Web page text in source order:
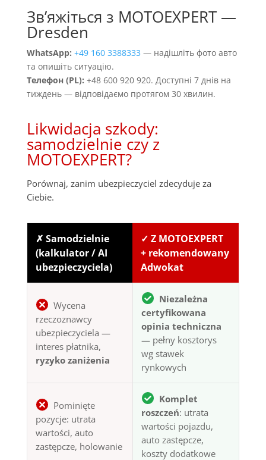
Звʼяжіться з MOTOEXPERT —
Dresden
WhatsApp: +49 160 3388333 — надішліть фото авто
та опишіть ситуацію.
Телефон (PL): +48 600 920 920. Доступні 7 днів на
тиждень — відповідаємо протягом 30 хвилин.
Likwidacja szkody:
samodzielnie czy z
MOTOEXPERT?
Porównaj, zanim ubezpieczyciel zdecyduje za
Ciebie.
✗ Samodzielnie
(kalkulator / AI
ubezpieczyciela)
✓ Z MOTOEXPERT
+ rekomendowany
Adwokat
Wycena
rzeczoznawcy
ubezpieczyciela —
interes płatnika,
ryzyko zaniżenia
Niezależna
certyfikowana
opinia techniczna
— pełny kosztorys
wg stawek
rynkowych
Pominięte
pozycje: utrata
wartości, auto
zastępcze, holowanie
Komplet
roszczeń: utrata
wartości pojazdu,
auto zastępcze,
koszty dodatkowe